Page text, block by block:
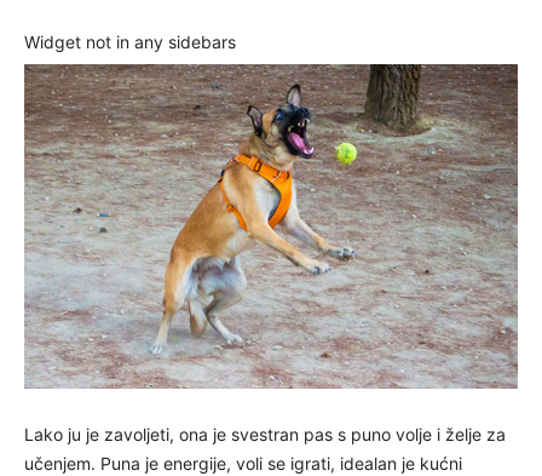
Widget not in any sidebars
Lako ju je zavoljeti, ona je svestran pas s puno volje i želje za
učenjem. Puna je energije, voli se igrati, idealan je kućni